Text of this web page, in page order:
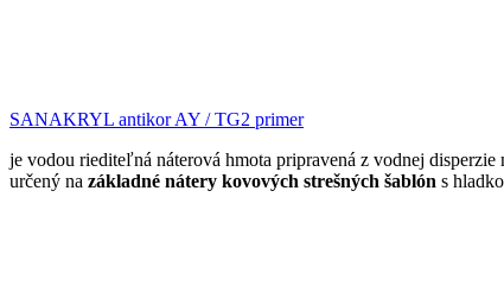
SANAKRYL antikor AY / TG2 primer
je vodou riediteľná náterová hmota pripravená z vodnej
určený na základné nátery kovových strešných šablón s